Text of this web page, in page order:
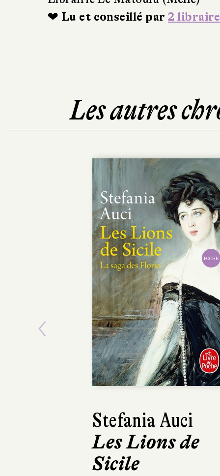
❤ Lu et conseillé par2
Les autres
POCHE
Stefania Auci
Les Lions de
Sicile
Previous